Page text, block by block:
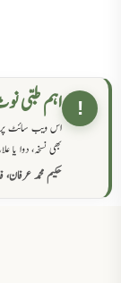
! اہم طبی
اس ویب سائٹ پر
بھی نسخہ، دوا
حکیم محمد